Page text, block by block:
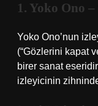
1. Yoko Ono
Yoko Ono’nun
(“Gözlerini kapat
birer sanat
izleyicinin